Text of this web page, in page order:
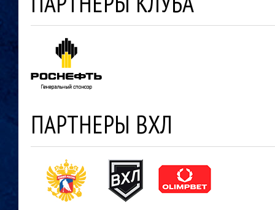
ПАРТНЕРЫ ВХЛ